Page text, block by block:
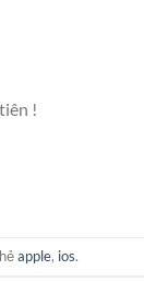
!
apple, ios.